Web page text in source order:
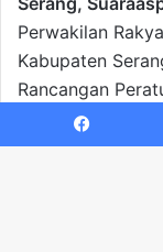
Facebook